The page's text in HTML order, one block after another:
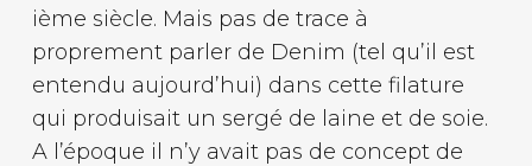
ième siècle. Mais pas de trace à
proprement parler de Denim (tel qu’il est
entendu aujourd’hui) dans cette filature
qui produisait un sergé de laine et de soie.
A l’époque il n’y avait pas de concept de